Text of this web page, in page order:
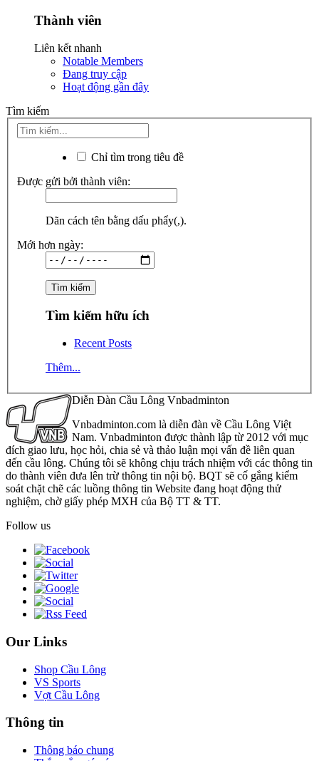
Thành viên
Liên kết nhanh
Notable Members
Đang truy cập
Hoạt động gần đây
Tìm kiếm
Chỉ tìm trong tiêu đề
Được gửi bởi thành viên:
Dãn cách tên bằng dấu phẩy(,).
Mới hơn ngày:
Tìm kiếm hữu ích
Recent Posts
Thêm...
Diễn Đàn Cầu Lông Vnbadminton
Vnbadminton.com là diễn đàn về Cầu Lông Việt
Nam. Vnbadminton được thành lập từ 2012 với mục
đích giao lưu, học hỏi, chia sẻ và thảo luận mọi vấn đề liên quan
đến cầu lông. Chúng tôi sẽ không chịu trách nhiệm với các thông tin
do thành viên đưa lên trừ thông tin nội bộ. BQT sẽ cố gắng kiểm
soát chặt chẽ các luồng thông tin Website đang hoạt động thử
nghiệm, chờ giấy phép MXH của Bộ TT & TT.
Follow us
Our Links
Shop Cầu Lông
VS Sports
Vợt Cầu Lông
Thông tin
Thông báo chung